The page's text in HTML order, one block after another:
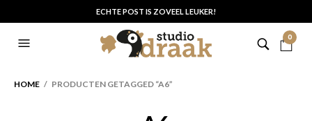
ECHTE POST IS ZOVEEL LEUKER!
0
HOME / PRODUCTEN GETAGGED “A6”